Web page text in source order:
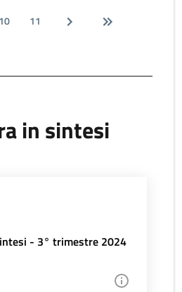
10 11
in sintesi
- 3° trimestre 2024